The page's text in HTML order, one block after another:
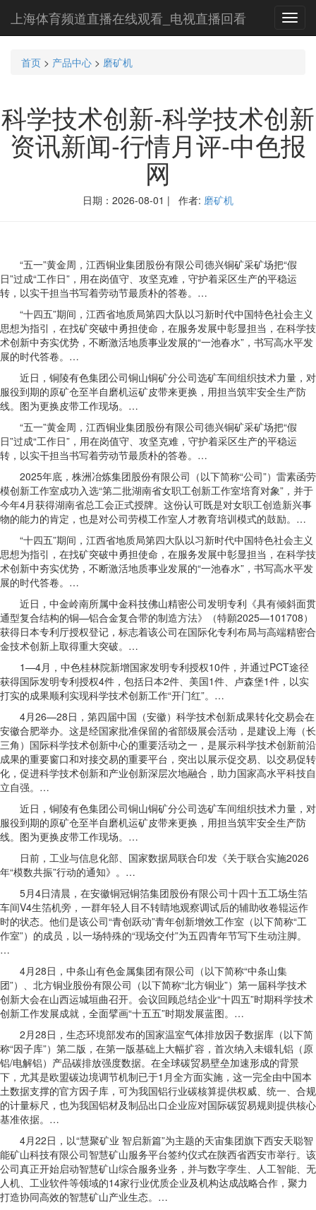
上海体育频道直播在线观看_电视直播回看
首页 > 产品中心 > 磨矿机
科学技术创新-科学技术创新
资讯新闻-行情月评-中色报
网
日期：2026-08-01 | 作者: 磨矿机
“五一”黄金周，江西铜业集团股份有限公司德兴铜矿采矿场把“假
日”过成“工作日”，用在岗值守、攻坚克难，守护着采区生产的平稳运
转，以实干担当书写着劳动节最质朴的答卷。…
“十四五”期间，江西省地质局第四大队以习新时代中国特色社会主义
思想为指引，在找矿突破中勇担使命，在服务发展中彰显担当，在科学技
术创新中夯实优势，不断激活地质事业发展的“一池春水”，书写高水平发
展的时代答卷。…
近日，铜陵有色集团公司铜山铜矿分公司选矿车间组织技术力量，对
服役到期的原矿仓至半自磨机运矿皮带来更换，用担当筑牢安全生产防
线。图为更换皮带工作现场。…
“五一”黄金周，江西铜业集团股份有限公司德兴铜矿采矿场把“假
日”过成“工作日”，用在岗值守、攻坚克难，守护着采区生产的平稳运
转，以实干担当书写着劳动节最质朴的答卷。…
2025年底，株洲冶炼集团股份有限公司（以下简称“公司”）雷素函劳
模创新工作室成功入选“第二批湖南省女职工创新工作室培育对象”，并于
今年4月获得湖南省总工会正式授牌。这份认可既是对女职工创造新兴事
物的能力的肯定，也是对公司劳模工作室人才教育培训模式的鼓励。…
“十四五”期间，江西省地质局第四大队以习新时代中国特色社会主义
思想为指引，在找矿突破中勇担使命，在服务发展中彰显担当，在科学技
术创新中夯实优势，不断激活地质事业发展的“一池春水”，书写高水平发
展的时代答卷。…
近日，中金岭南所属中金科技佛山精密公司发明专利《具有倾斜面贯
通型复合结构的铜—铝合金复合带的制造方法》（特願2025—101708）
获得日本专利厅授权登记，标志着该公司在国际化专利布局与高端精密合
金技术创新上取得重大突破。…
1—4月，中色桂林院新增国家发明专利授权10件，并通过PCT途径
获得国际发明专利授权4件，包括日本2件、美国1件、卢森堡1件，以实
打实的成果顺利实现科学技术创新工作“开门红”。…
4月26—28日，第四届中国（安徽）科学技术创新成果转化交易会在
安徽合肥举办。这是经国家批准保留的省部级展会活动，是建设上海（长
三角）国际科学技术创新中心的重要活动之一，是展示科学技术创新前沿
成果的重要窗口和对接交易的重要平台，突出以展示促交易、以交易促转
化，促进科学技术创新和产业创新深层次地融合，助力国家高水平科技自
立自强。…
近日，铜陵有色集团公司铜山铜矿分公司选矿车间组织技术力量，对
服役到期的原矿仓至半自磨机运矿皮带来更换，用担当筑牢安全生产防
线。图为更换皮带工作现场。…
日前，工业与信息化部、国家数据局联合印发《关于联合实施2026
年“模数共振”行动的通知》。…
5月4日清晨，在安徽铜冠铜箔集团股份有限公司十四十五工场生箔
车间V4生箔机旁，一群年轻人目不转睛地观察调试后的辅助收卷辊运作
时的状态。他们是该公司“青创跃动”青年创新增效工作室（以下简称“工
作室”）的成员，以一场特殊的“现场交付”为五四青年节写下生动注脚。
…
4月28日，中条山有色金属集团有限公司（以下简称“中条山集
团”）、北方铜业股份有限公司（以下简称“北方铜业”）第一届科学技术
创新大会在山西运城垣曲召开。会议回顾总结企业“十四五”时期科学技术
创新工作发展成就，全面擘画“十五五”时期发展蓝图。…
2月28日，生态环境部发布的国家温室气体排放因子数据库（以下简
称“因子库”）第二版，在第一版基础上大幅扩容，首次纳入未锻轧铝（原
铝/电解铝）产品碳排放强度数据。在全球碳贸易壁垒加速形成的背景
下，尤其是欧盟碳边境调节机制已于1月全方面实施，这一完全由中国本
土数据支撑的官方因子库，可为我国铝行业碳核算提供权威、统一、合规
的计量标尺，也为我国铝材及制品出口企业应对国际碳贸易规则提供核心
基准依据。…
4月22日，以“慧聚矿业 智启新篇”为主题的天宙集团旗下西安天聪智
能矿山科技有限公司智慧矿山服务平台签约仪式在陕西省西安市举行。该
公司真正开始启动智慧矿山综合服务业务，并与数字孪生、人工智能、无
人机、工业软件等领域的14家行业优质企业及机构达成战略合作，聚力
打造协同高效的智慧矿山产业生态。…